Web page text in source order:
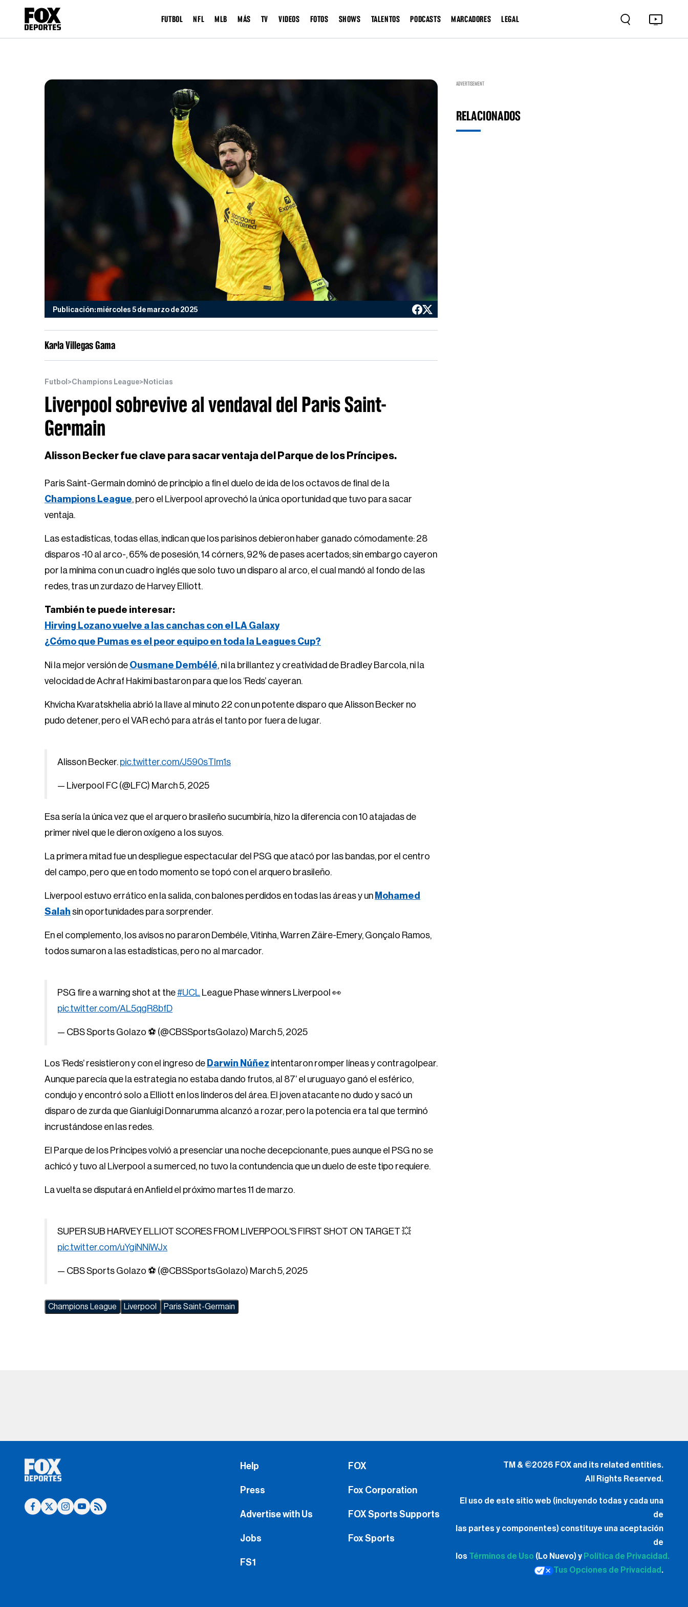
FUTBOL NFL MLB MÁS TV VIDEOS FOTOS SHOWS TALENTOS PODCASTS MARCADORES LEGAL
Publicación: miércoles 5 de marzo de 2025
Karla Villegas Gama
Futbol >Champions League> Noticias
Liverpool sobrevive al vendaval del Paris Saint-
Germain
Alisson Becker fue clave para sacar ventaja del Parque de los Príncipes.
Paris Saint-Germain dominó de principio a fin el duelo de ida de los octavos de final de la
Champions League, pero el Liverpool aprovechó la única oportunidad que tuvo para sacar
ventaja.
Las estadísticas, todas ellas, indican que los parisinos debieron haber ganado cómodamente: 28
disparos -10 al arco-, 65% de posesión, 14 córners, 92% de pases acertados; sin embargo cayeron
por la mínima con un cuadro inglés que solo tuvo un disparo al arco, el cual mandó al fondo de las
redes, tras un zurdazo de Harvey Elliott.
También te puede interesar:
Hirving Lozano vuelve a las canchas con el LA Galaxy
¿Cómo que Pumas es el peor equipo en toda la Leagues Cup?
Ni la mejor versión de Ousmane Dembélé, ni la brillantez y creatividad de Bradley Barcola, ni la
velocidad de Achraf Hakimi bastaron para que los ‘Reds’ cayeran.
Khvicha Kvaratskhelia abrió la llave al minuto 22 con un potente disparo que Alisson Becker no
pudo detener, pero el VAR echó para atrás el tanto por fuera de lugar.
Alisson Becker. pic.twitter.com/J590sTIm1s
— Liverpool FC (@LFC) March 5, 2025
Esa sería la única vez que el arquero brasileño sucumbiría, hizo la diferencia con 10 atajadas de
primer nivel que le dieron oxígeno a los suyos.
La primera mitad fue un despliegue espectacular del PSG que atacó por las bandas, por el centro
del campo, pero que en todo momento se topó con el arquero brasileño.
Liverpool estuvo errático en la salida, con balones perdidos en todas las áreas y un Mohamed
Salah sin oportunidades para sorprender.
En el complemento, los avisos no pararon Dembéle, Vitinha, Warren Zäire-Emery, Gonçalo Ramos,
todos sumaron a las estadísticas, pero no al marcador.
PSG fire a warning shot at the#UCL League Phase winners Liverpool 👀
pic.twitter.com/AL5qgR8bfD
— CBS Sports Golazo ⚽️ (@CBSSportsGolazo) March 5, 2025
Los ‘Reds’ resistieron y con el ingreso de Darwin Núñez intentaron romper líneas y contragolpear.
Aunque parecía que la estrategia no estaba dando frutos, al 87’ el uruguayo ganó el esférico,
condujo y encontró solo a Elliott en los linderos del área. El joven atacante no dudo y sacó un
disparo de zurda que Gianluigi Donnarumma alcanzó a rozar, pero la potencia era tal que terminó
incrustándose en las redes.
El Parque de los Príncipes volvió a presenciar una noche decepcionante, pues aunque el PSG no se
achicó y tuvo al Liverpool a su merced, no tuvo la contundencia que un duelo de este tipo requiere.
La vuelta se disputará en Anfield el próximo martes 11 de marzo.
SUPER SUB HARVEY ELLIOT SCORES FROM LIVERPOOL'S FIRST SHOT ON TARGET 💥
pic.twitter.com/uYgiNNiWJx
— CBS Sports Golazo ⚽️ (@CBSSportsGolazo) March 5, 2025
Champions League Liverpool Paris Saint-Germain
ADVERTISEMENT
RELACIONADOS
Help
Press
Advertise with Us
Jobs
FS1
FOX
Fox Corporation
FOX Sports Supports
Fox Sports
TM & ©2026 FOX and its related entities.
All Rights Reserved.
El uso de este sitio web (incluyendo todas y cada una
de
las partes y componentes) constituye una aceptación
de
los Términos de Uso (Lo Nuevo) y Política de Privacidad.
Tus Opciones de Privacidad .